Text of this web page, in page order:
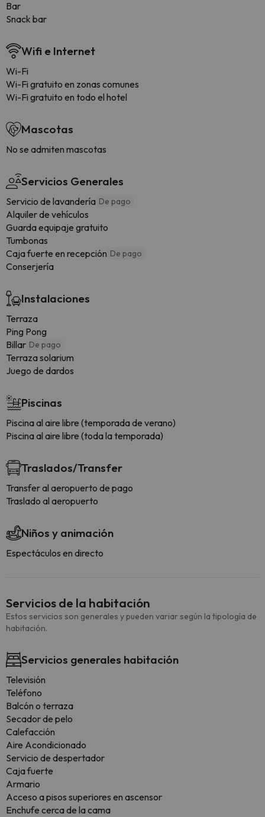
Bar
Snack bar
Wifi e Internet
Wi-Fi
Wi-Fi gratuito en zonas comunes
Wi-Fi gratuito en todo el hotel
Mascotas
No se admiten mascotas
Servicios Generales
Servicio de lavandería De pago
Alquiler de vehículos
Guarda equipaje gratuito
Tumbonas
Caja fuerte en recepción De pago
Conserjería
Instalaciones
Terraza
Ping Pong
Billar De pago
Terraza solarium
Juego de dardos
Piscinas
Piscina al aire libre (temporada de verano)
Piscina al aire libre (toda la temporada)
Traslados/Transfer
Transfer al aeropuerto de pago
Traslado al aeropuerto
Niños y animación
Espectáculos en directo
Servicios de la habitación
Estos servicios son generales y pueden variar según la tipología de
habitación.
Servicios generales habitación
Televisión
Teléfono
Balcón o terraza
Secador de pelo
Calefacción
Aire Acondicionado
Servicio de despertador
Caja fuerte
Armario
Acceso a pisos superiores en ascensor
Enchufe cerca de la cama